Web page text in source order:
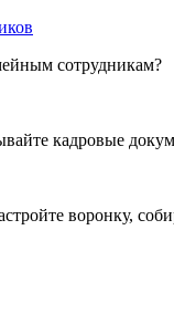
сотрудникам?
кадровые
воронку,